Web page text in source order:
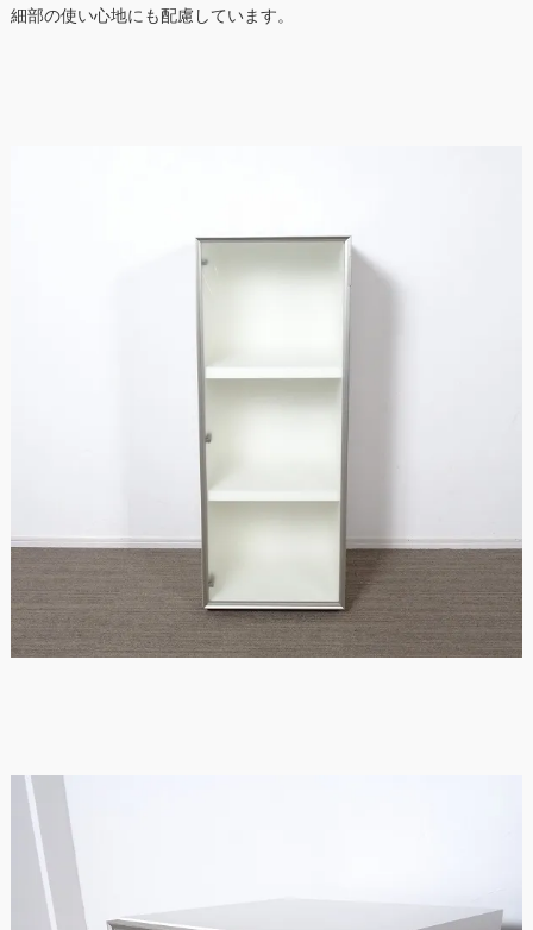
細部の使い心地にも配慮しています。